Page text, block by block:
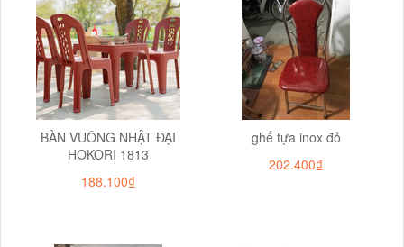
BÀN VUÔNG NHẬT ĐẠI
HOKORI 1813
188.100₫
ghế tựa inox đỏ
202.400₫